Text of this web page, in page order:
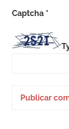
Captcha *